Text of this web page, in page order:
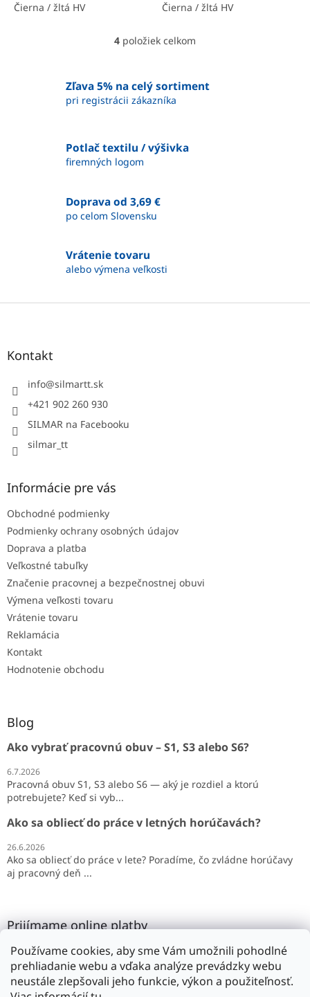
Používame cookies, aby sme Vám umožnili pohodlné
prehliadanie webu a vďaka analýze prevádzky webu
neustále zlepšovali jeho funkcie, výkon a použiteľnosť.
Čierna / žltá HV
Čierna / žltá HV
O
á
d
e
k
y
i
4 položiek celkom
Zľava 5% na celý sortiment
pri registrácii zákazníka
Potlač textilu / výšivka
firemných logom
Doprava od 3,69 €
po celom Slovensku
Vrátenie tovaru
alebo výmena veľkosti
Z
Kontakt
info@silmartt.sk
+421 902 260 930
SILMAR na Facebooku
silmar_tt
Informácie pre vás
Obchodné podmienky
Podmienky ochrany osobných údajov
Doprava a platba
Veľkostné tabuľky
Značenie pracovnej a bezpečnostnej obuvi
Výmena veľkosti tovaru
Vrátenie tovaru
Reklamácia
Kontakt
Hodnotenie obchodu
Blog
Ako vybrať pracovnú obuv – S1, S3 alebo S6?
6.7.2026
Pracovná obuv S1, S3 alebo S6 — aký je rozdiel a ktorú
potrebujete? Keď si vyb...
Ako sa obliecť do práce v letných horúčavách?
26.6.2026
Ako sa obliecť do práce v lete? Poradíme, čo zvládne horúčavy
aj pracovný deň ...
Prijímame online platby